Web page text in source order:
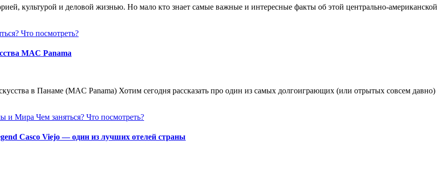
культурой и деловой жизнью. Но мало кто знает самые важные и интересные факты об этой центрально-американской
Что посмотреть?
MAC Panamа
в Панаме (МAC Panamа) Хотим сегодня рассказать про один из самых долгоиграющих (или отрытых совсем давно)
и Мира Чем заняться? Что посмотреть?
Casco Viejo — один из лучших отелей страны